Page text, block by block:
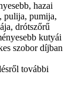
hazai
pulija, pumija,
drótszőrű
kutyái
szobor díjban
további